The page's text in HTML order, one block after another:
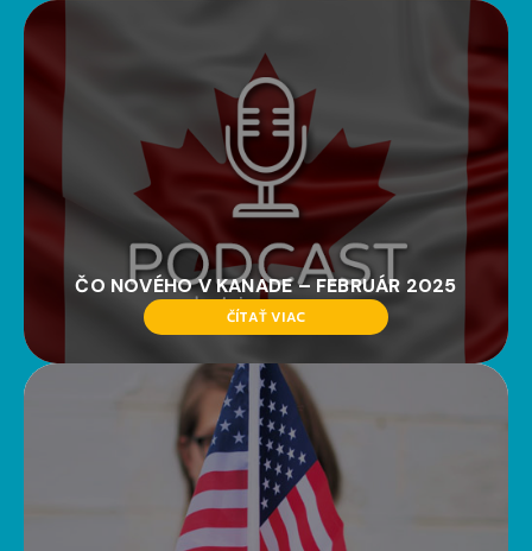
ČO NOVÉHO V KANADE – FEBRUÁR 2025
ČÍTAŤ VIAC